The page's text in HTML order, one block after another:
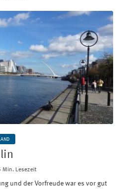
Min. Lesezeit
und der Vorfreude war es vor gut